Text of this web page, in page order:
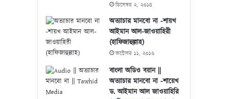
ডিসেম্বর ২, ২০১৪
অত্যাচার মানবো না -শায়খ
আইমান আল-জাওয়াহিরী
(হাফিজাহুল্লাহ)
অক্টোবর ১১, ২০১৬
বাংলা অডিও বয়ান ||
অত্যাচার মানবো না -শায়েখ
ড. আইমান আল জাওয়াহিরি